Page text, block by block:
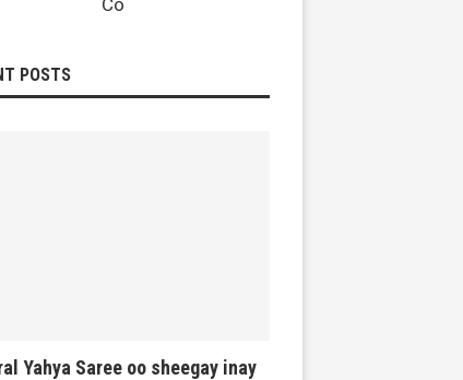
POSTS
Yahya Saree oo sheegay inay